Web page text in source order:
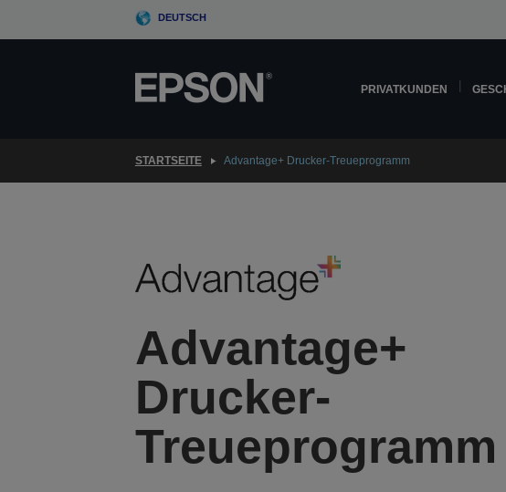
DEUTSCH
PRIVATKUNDEN
STARTSEITE Advantage+ Drucker-Treueprogramm
Advantage+
Drucker-
Treueprogramm